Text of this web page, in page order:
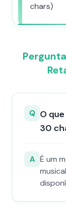
chars)
Q O
30
A É um